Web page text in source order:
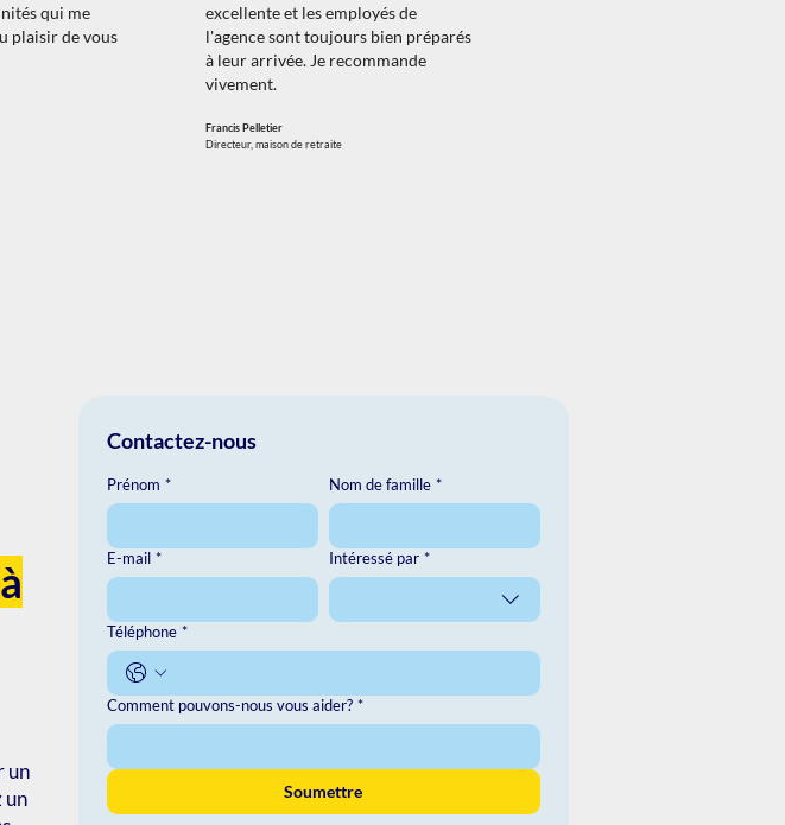
qui me
plaisir de vous
excellente et les employés de
l'agence sont toujours bien préparés
à leur arrivée. Je recommande
vivement.
Francis Pelletier
Directeur, maison de retraite
un
un
Contactez-nous
Prénom * Nom de famille *
E-mail * Intéressé par *
Téléphone *
Comment pouvons-nous vous aider? *
Soumettre